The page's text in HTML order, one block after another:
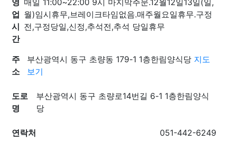
영
업
시
간
매일 11:00~22:00 9시 마지막주문.12월12일13일(일,
월)임시휴무,브레이크타임없음.매주월요일휴무.구정
전,구정당일,신정,추석전,추석 당일휴무
주
소
부산광역시 동구 초량동 179-1 1층한림양식당 지도
보기
도로
명
부산광역시 동구 초량로14번길 6-1 1층한림양식
당
연락처 051-442-6249